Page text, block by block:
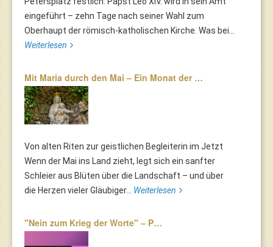
eingeführt – zehn Tage nach seiner Wahl zum
Oberhaupt der römisch-katholischen Kirche. Was bei...
Weiterlesen
Mit Maria durch den Mai – Ein Monat der …
Von alten Riten zur geistlichen Begleiterin im Jetzt
Wenn der Mai ins Land zieht, legt sich ein sanfter
Schleier aus Blüten über die Landschaft – und über
die Herzen vieler Gläubiger... Weiterlesen
"Nein zum Krieg der Worte" – P…